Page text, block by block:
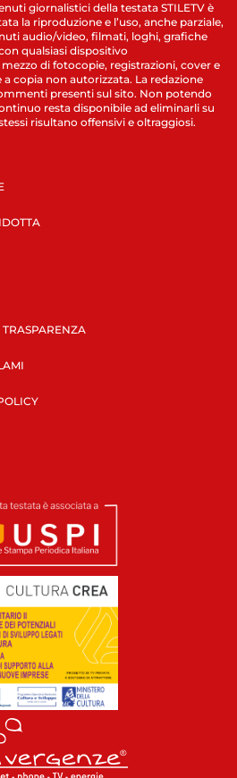
giornalistici della testata STILETV è
la riproduzione e l’uso, anche parziale,
audio/video, filmati, loghi, grafiche
qualsiasi dispositivo
di fotocopie, registrazioni, cover e
copia non autorizzata. La redazione
presenti sul sito. Non potendo
resta disponibile ad eliminarli su
risultano offensivi e oltraggiosi.